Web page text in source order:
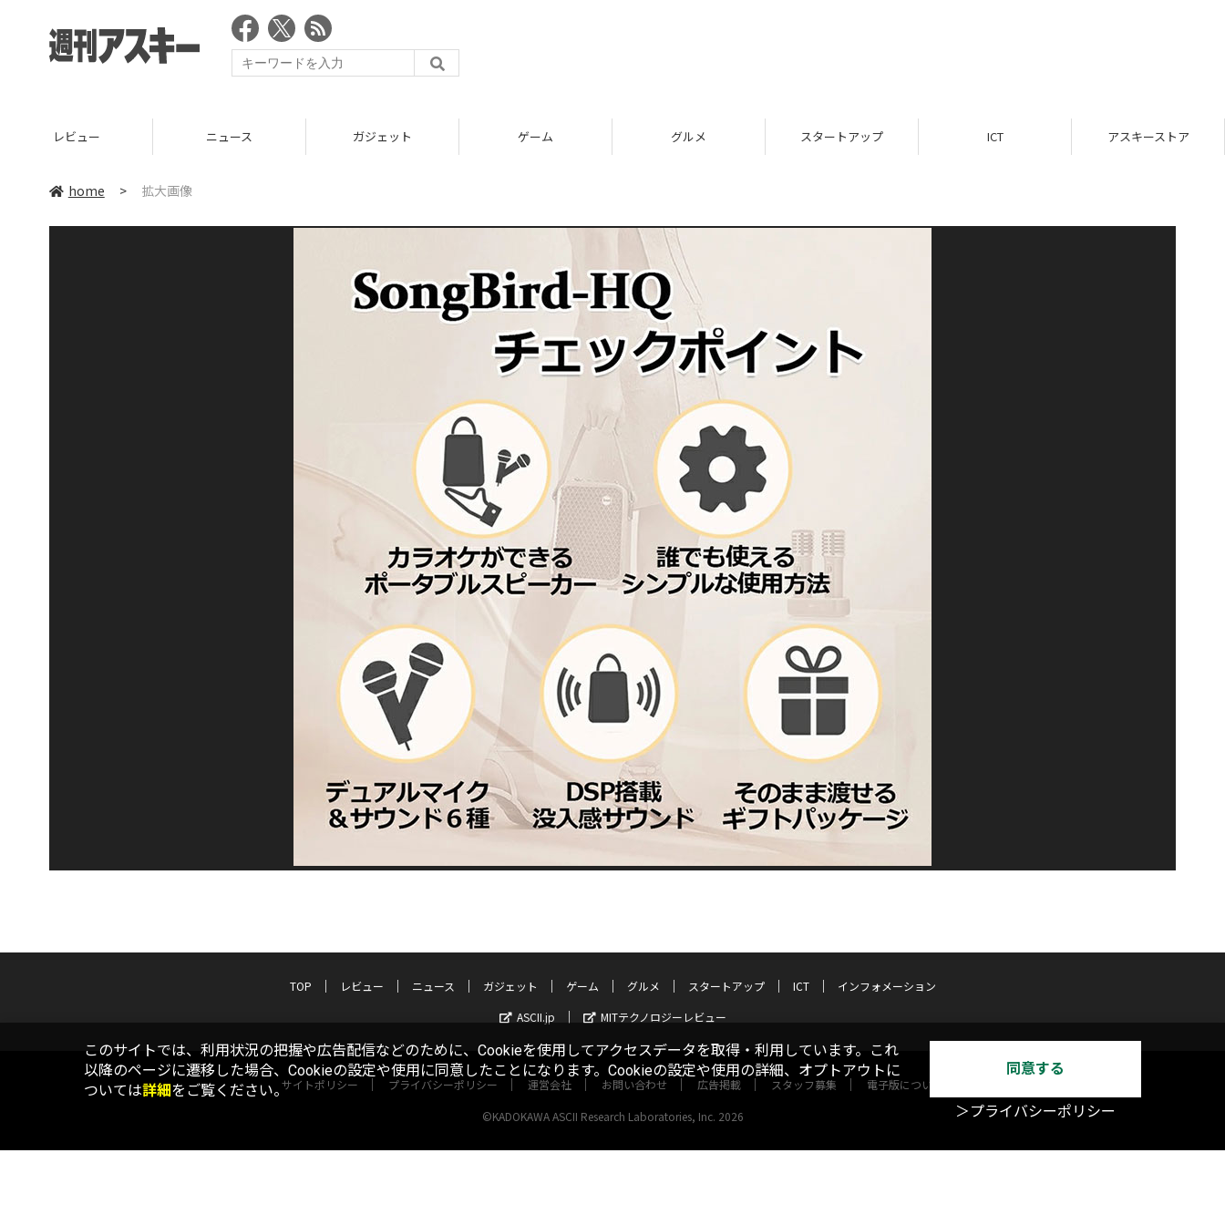
レビュー ニュース ガジェット ゲーム グルメ スタートアップ ICT アスキーストア
home > 拡大画像
TOP レビュー ニュース ガジェット ゲーム グルメ スタートアップ ICT
インフォメーション
ASCII.jp
MITテクノロジーレビュー
サイトポリシー プライバシーポリシー 運営会社 お問い合わせ 広告掲載 スタッフ募集 電子版について
©KADOKAWA ASCII Research Laboratories, Inc. 2026
このサイトでは、利用状況の把握や広告配信などのために、Cookieを使用してアクセスデータを取得・利用しています。これ
以降のページに遷移した場合、Cookieの設定や使用に同意したことになります。Cookieの設定や使用の詳細、オプトアウトに
ついては詳細をご覧ください。
同意する
＞プライバシーポリシー